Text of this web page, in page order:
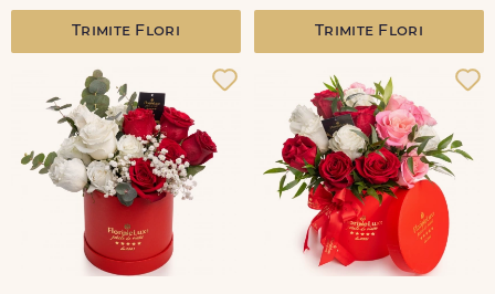
Trimite Flori Trimite Flori